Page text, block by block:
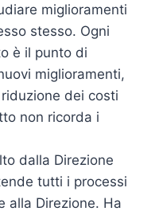
miglioramenti
stesso. Ogni
è il punto di
miglioramenti,
dei costi
non ricorda i
dalla Direzione
tutti i processi
alla Direzione. Ha